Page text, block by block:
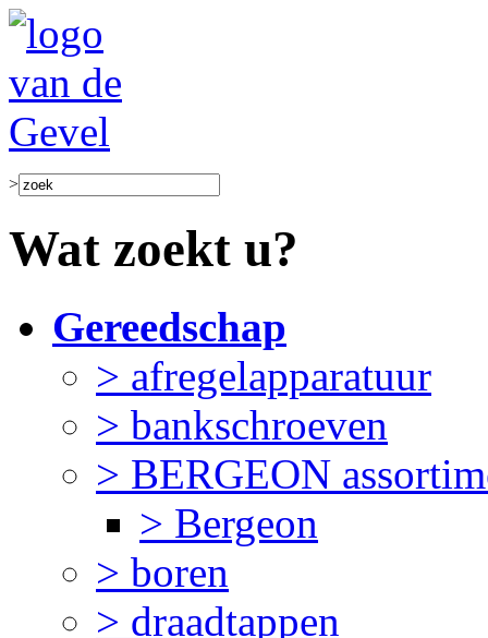
>
Wat zoekt u?
Gereedschap
> afregelapparatuur
> bankschroeven
> BERGEON
> Bergeon
> boren
> draadtappen